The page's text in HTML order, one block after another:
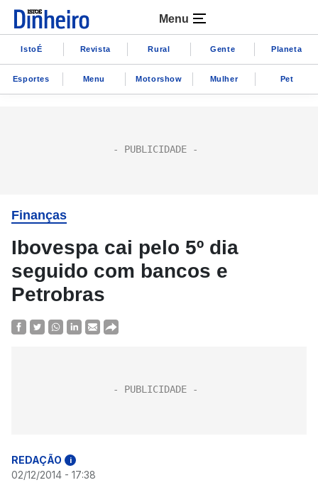
Menu
IstoÉ Revista Rural Gente Planeta
Esportes Menu Motorshow Mulher Pet
Finanças
Ibovespa cai pelo 5º dia
seguido com bancos e
Petrobras
REDAÇÃO i
02/12/2014 - 17:38